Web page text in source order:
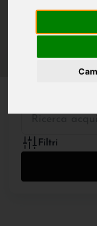
IN
Filtri